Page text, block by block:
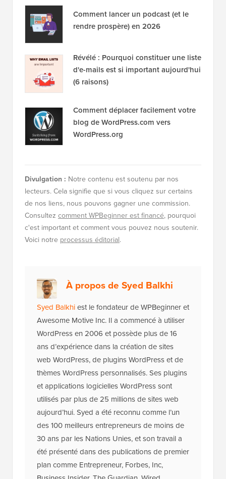
Comment lancer un podcast (et le
rendre prospère) en 2026
Révélé : Pourquoi constituer une liste
d'e-mails est si important aujourd'hui
(6 raisons)
Comment déplacer facilement votre
blog de WordPress.com vers
WordPress.org
Divulgation : Notre contenu est soutenu par nos
lecteurs. Cela signifie que si vous cliquez sur certains
de nos liens, nous pouvons gagner une commission.
Consultez comment WPBeginner est financé, pourquoi
c'est important et comment vous pouvez nous soutenir.
Voici notre processus éditorial.
À propos de Syed Balkhi
Syed Balkhiest le fondateur de WPBeginner et
Awesome Motive Inc. Il a commencé à utiliser
WordPress en 2006 et possède plus de 16
ans d’expérience dans la création de sites
web WordPress, de plugins WordPress et de
thèmes WordPress personnalisés. Ses plugins
et applications logicielles WordPress sont
utilisés par plus de 25 millions de sites web
aujourd’hui. Syed a été reconnu comme l’un
des 100 meilleurs entrepreneurs de moins de
30 ans par les Nations Unies, et son travail a
été présenté dans des publications de premier
plan comme Entrepreneur, Forbes, Inc,